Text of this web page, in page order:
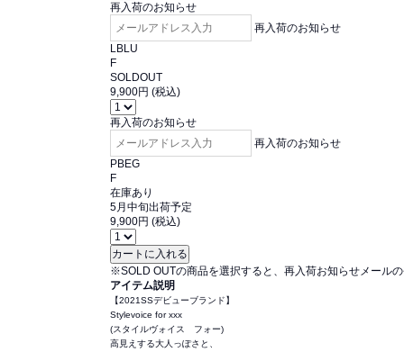
再入荷のお知らせ
再入荷のお知らせ
LBLU
F
SOLDOUT
9,900円 (税込)
再入荷のお知らせ
再入荷のお知らせ
PBEG
F
在庫あり
5月中旬出荷予定
9,900円 (税込)
※SOLD OUTの商品を選択すると、再入荷お知らせメールの
アイテム説明
【2021SSデビューブランド】
Stylevoice for xxx
(スタイルヴォイス フォー)
高見えする大人っぽさと、